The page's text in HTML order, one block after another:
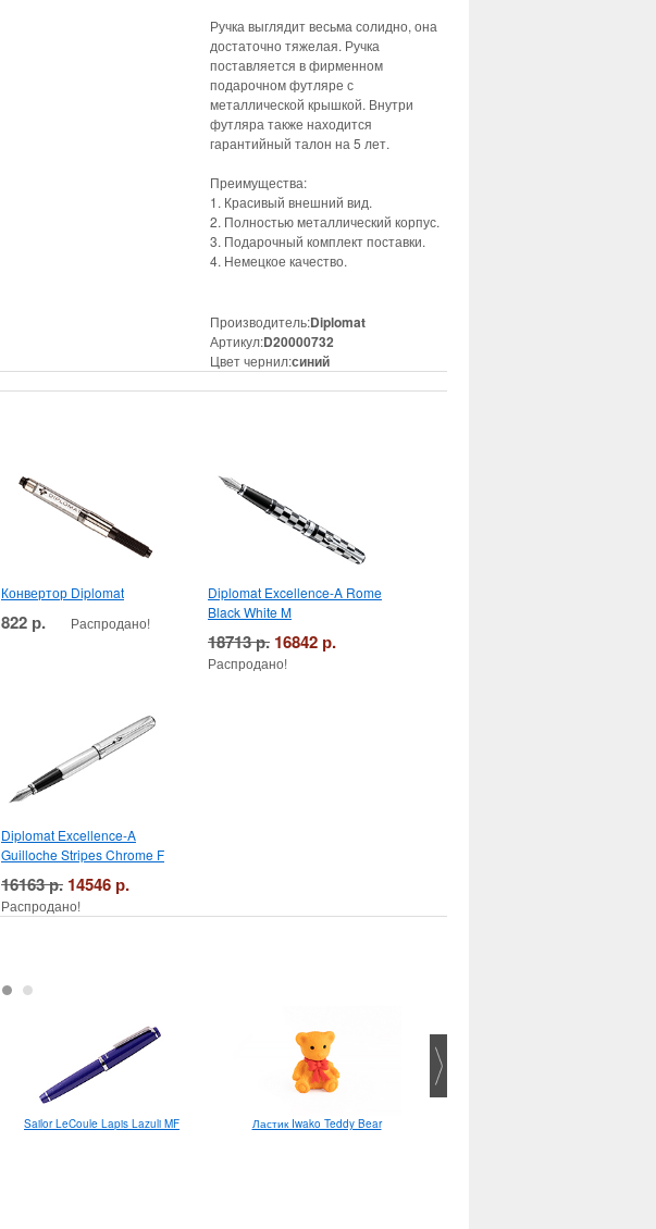
Ручка выглядит весьма солидно, она
достаточно тяжелая. Ручка
поставляется в фирменном
подарочном футляре с
металлической крышкой. Внутри
футляра также находится
гарантийный талон на 5 лет.
Преимущества:
1. Красивый внешний вид.
2. Полностью металлический корпус.
3. Подарочный комплект поставки.
4. Немецкое качество.
Производитель:Diplomat
Артикул:D20000732
Цвет чернил:синий
Конвертор Diplomat
822 р. Распродано!
Diplomat Excellence-A Rome
Black White M
18713 р. 16842 р.
Распродано!
Diplomat Excellence-A
Guilloche Stripes Chrome F
16163 р. 14546 р.
Распродано!
Sailor LeCoule Lapis Lazuli MF Ластик Iwako Teddy Bear